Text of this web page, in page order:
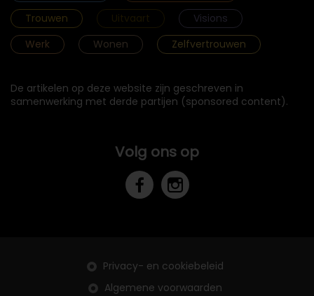
Trouwen
Uitvaart
Visions
Werk
Wonen Zelfvertrouwen
De artikelen op deze website zijn geschreven in
samenwerking met derde partijen (sponsored content).
Volg ons op
Privacy- en cookiebeleid
Algemene voorwaarden